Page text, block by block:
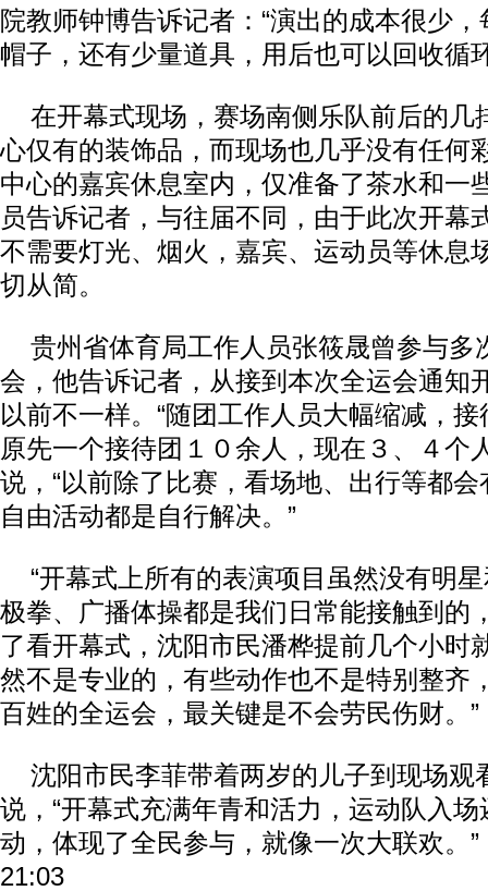
院教师钟博告诉记者：“演出的成本很少
帽子，还有少量道具，用后也可以回收循
在开幕式现场，赛场南侧乐队前后的几
心仅有的装饰品，而现场也几乎没有任何
中心的嘉宾休息室内，仅准备了茶水和一
员告诉记者，与往届不同，由于此次开幕
不需要灯光、烟火，嘉宾、运动员等休息
切从简。
贵州省体育局工作人员张筱晟曾参与多
会，他告诉记者，从接到本次全运会通知
以前不一样。“随团工作人员大幅缩减，
原先一个接待团１０余人，现在３、４个
说，“以前除了比赛，看场地、出行等都
自由活动都是自行解决。”
“开幕式上所有的表演项目虽然没有明
极拳、广播体操都是我们日常能接触到的
了看开幕式，沈阳市民潘桦提前几个小时
然不是专业的，有些动作也不是特别整齐
百姓的全运会，最关键是不会劳民伤财。”
沈阳市民李菲带着两岁的儿子到现场观
说，“开幕式充满年青和活力，运动队入
动，体现了全民参与，就像一次大联欢。
21:03